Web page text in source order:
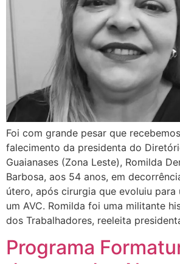
Foi com grande pesar que
falecimento da presidenta do
Guaianases (Zona Leste), Romilda
Barbosa, aos 54 anos, em
útero, após cirurgia que evoluiu para
um AVC. Romilda foi uma militante
dos Trabalhadores, reeleita
Programa